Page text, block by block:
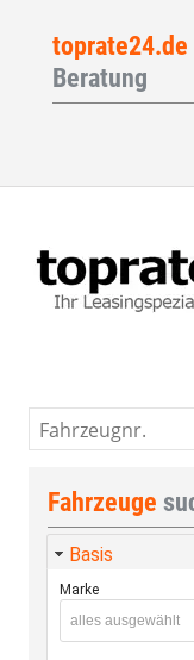
toprate24.de
Beratung
Fahrzeugnr.
Fahrzeuge
Basis
Marke
alles ausgewählt